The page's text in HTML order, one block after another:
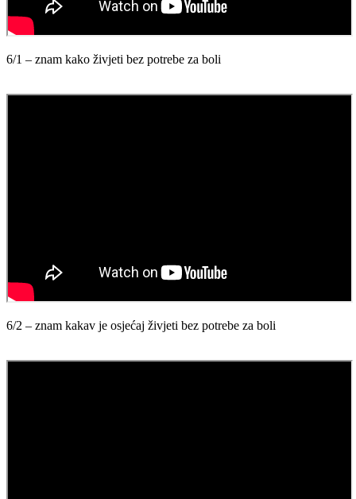
6/1 – znam kako živjeti bez potrebe za boli
6/2 – znam kakav je osjećaj živjeti bez potrebe za boli